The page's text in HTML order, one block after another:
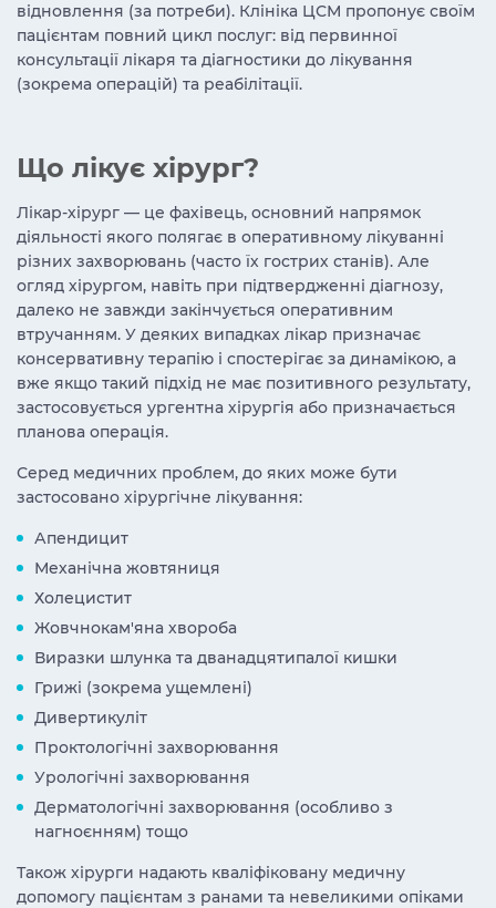
відновлення (за потреби). Клініка ЦСМ пропонує своїм
пацієнтам повний цикл послуг: від первинної
консультації лікаря та діагностики до лікування
(зокрема операцій) та реабілітації.
Що лікує хірург?
Лікар-хірург — це фахівець, основний напрямок
діяльності якого полягає в оперативному лікуванні
різних захворювань (часто їх гострих станів). Але
огляд хірургом, навіть при підтвердженні діагнозу,
далеко не завжди закінчується оперативним
втручанням. У деяких випадках лікар призначає
консервативну терапію і спостерігає за динамікою, а
вже якщо такий підхід не має позитивного результату,
застосовується ургентна хірургія або призначається
планова операція.
Серед медичних проблем, до яких може бути
застосовано хірургічне лікування:
Апендицит
Механічна жовтяниця
Холецистит
Жовчнокам'яна хвороба
Виразки шлунка та дванадцятипалої кишки
Грижі (зокрема ущемлені)
Дивертикуліт
Проктологічні захворювання
Урологічні захворювання
Дерматологічні захворювання (особливо з
нагноєнням) тощо
Також хірурги надають кваліфіковану медичну
допомогу пацієнтам з ранами та невеликими опіками